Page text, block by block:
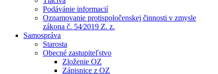
Podávánie informacií
Oznamovanie protispoločenskej činnosti v zmysle
zákona č. 54⁄2019 Z. z.
Samospráva
Starosta
Obecné zastupiteľstvo
Zloženie OZ
Zápisnice z OZ